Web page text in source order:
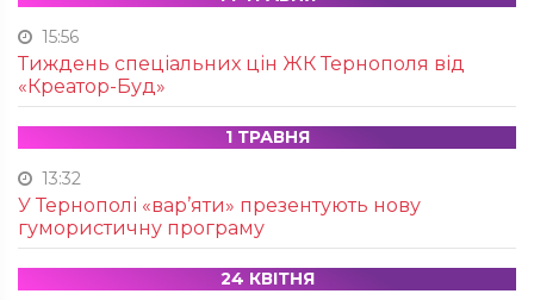
15:56
Тиждень спеціальних цін ЖК Тернополя від
«Креатор-Буд»
1 ТРАВНЯ
13:32
У Тернополі «вар’яти» презентують нову
гумористичну програму
24 КВІТНЯ